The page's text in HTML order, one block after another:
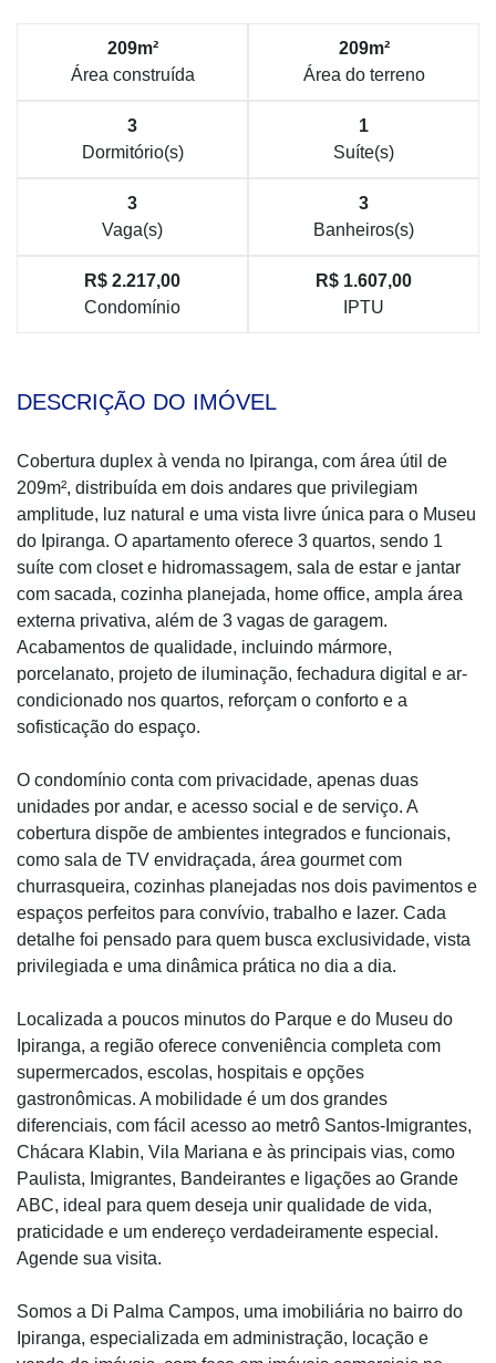
209m²
Área construída
209m²
Área do terreno
3
Dormitório(s)
1
Suíte(s)
3
Vaga(s)
3
Banheiros(s)
R$ 2.217,00
Condomínio
R$ 1.607,00
IPTU
DESCRIÇÃO DO IMÓVEL
Cobertura duplex à venda no Ipiranga, com área útil de
209m², distribuída em dois andares que privilegiam
amplitude, luz natural e uma vista livre única para o Museu
do Ipiranga. O apartamento oferece 3 quartos, sendo 1
suíte com closet e hidromassagem, sala de estar e jantar
com sacada, cozinha planejada, home office, ampla área
externa privativa, além de 3 vagas de garagem.
Acabamentos de qualidade, incluindo mármore,
porcelanato, projeto de iluminação, fechadura digital e ar-
condicionado nos quartos, reforçam o conforto e a
sofisticação do espaço.
O condomínio conta com privacidade, apenas duas
unidades por andar, e acesso social e de serviço. A
cobertura dispõe de ambientes integrados e funcionais,
como sala de TV envidraçada, área gourmet com
churrasqueira, cozinhas planejadas nos dois pavimentos e
espaços perfeitos para convívio, trabalho e lazer. Cada
detalhe foi pensado para quem busca exclusividade, vista
privilegiada e uma dinâmica prática no dia a dia.
Localizada a poucos minutos do Parque e do Museu do
Ipiranga, a região oferece conveniência completa com
supermercados, escolas, hospitais e opções
gastronômicas. A mobilidade é um dos grandes
diferenciais, com fácil acesso ao metrô Santos-Imigrantes,
Chácara Klabin, Vila Mariana e às principais vias, como
Paulista, Imigrantes, Bandeirantes e ligações ao Grande
ABC, ideal para quem deseja unir qualidade de vida,
praticidade e um endereço verdadeiramente especial.
Agende sua visita.
Somos a Di Palma Campos, uma imobiliária no bairro do
Ipiranga, especializada em administração, locação e